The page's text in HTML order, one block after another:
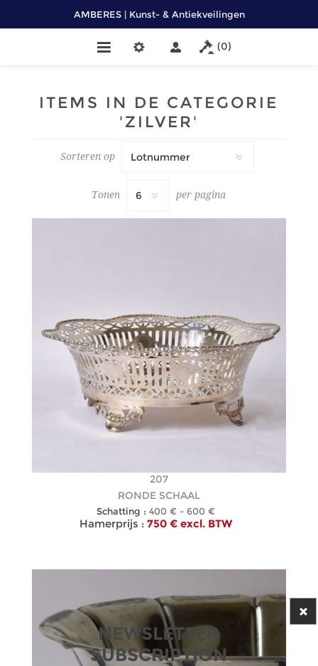
AMBERES | Kunst- & Antiekveilingen
(0)
ITEMS IN DE CATEGORIE
'ZILVER'
Sorteren op
Tonen per pagina
207
RONDE SCHAAL
Schatting : 400 € - 600 €
Hamerprijs : 750 € excl. BTW
NEWSLETTER
SUBSCRIPTION